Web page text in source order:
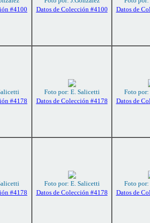
#4100
Datos de Colección #4100
Datos de
#4178
Foto por: E. Salicetti
Datos de Colección #4178
Foto
Datos de
#4178
Foto por: E. Salicetti
Datos de Colección #4178
Foto
Datos de